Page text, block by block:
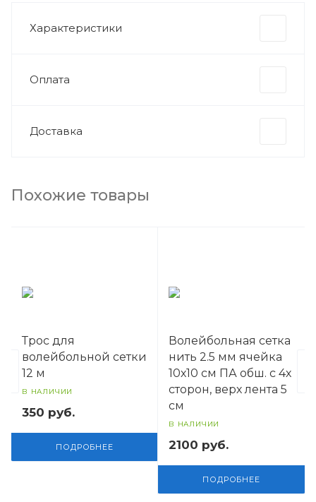
Характеристики
Оплата
Доставка
Похожие товары
Трос для
волейбольной сетки
12 м
В НАЛИЧИИ
350 руб.
ПОДРОБНЕЕ
Волейбольная сетка
нить 2.5 мм ячейка
10х10 см ПА обш. с 4х
сторон, верх лента 5
см
В НАЛИЧИИ
2100 руб.
ПОДРОБНЕЕ